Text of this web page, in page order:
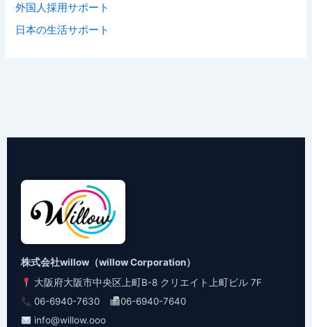
外国人採用サポート
日本の生活サポート
株式会社willow（willow Corporation）
大阪府大阪市中央区上町B-8 クリエイト上町ビル 7F
06-6940-7630
06-6940-7640
info@willow.ooo